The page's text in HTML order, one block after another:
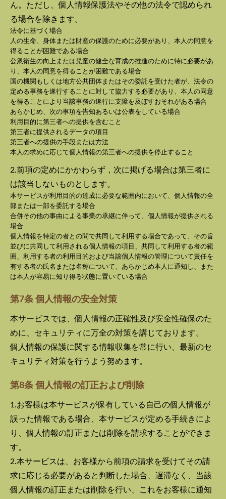
ん。ただし、個人情報保護法やその他の法令で認められ
る場合を除きます。
法令に基づく場合
人の生命、身体または財産の保護のために必要があり、本人の同意を
得ることが困難である場合
公衆衛生の向上または児童の健全な育成の推進のために特に必要があ
り、本人の同意を得ることが困難である場合
国の機関もしくは地方公共団体またはその委託を受けた者が、法令の
定める事務を遂行することに対して協力する必要があり、本人の同意
を得ることにより当該事務の遂行に支障を及ぼすおそれがある場合
あらかじめ、次の事項を告知あるいは公表をしている場合
利用目的に第三者への提供を含むこと
第三者に提供されるデータの項目
第三者への提供の手段または方法
本人の求めに応じて個人情報の第三者への提供を停止すること
2.前項の定めにかかわらず，次に掲げる場合は第三者に
は該当しないものとします。
本サービスが利用目的の達成に必要な範囲内において、個人情報の全
部または一部を委託する場合
合併その他の事由による事業の承継に伴って、個人情報が提供される
場合
個人情報を特定の者との間で共同して利用する場合であって、その旨
並びに共同して利用される個人情報の項目、共同して利用する者の範
囲、利用する者の利用目的および当該個人情報の管理について責任を
有する者の氏名または名称について、あらかじめ本人に通知し、また
は本人が容易に知り得る状態に置いている場合
第7条 個人情報の安全対策
本サービスでは、個人情報の正確性及び安全性確保のた
めに、セキュリティに万全の対策を講じております。
個人情報の保護に関する情報収集を常に行い、最新のセ
キュリティ対策を行うよう努めます。
第8条 個人情報の訂正および削除
1.お客様は本サービスが保有している自己の個人情報が
誤った情報である場合、本サービスが定める手続きによ
り、個人情報の訂正または削除を請求することができま
す。
2.本サービスは、お客様から前項の請求を受けてその請
求に応じる必要があると判断した場合、遅滞なく、当該
個人情報の訂正または削除を行い、これをお客様に通知